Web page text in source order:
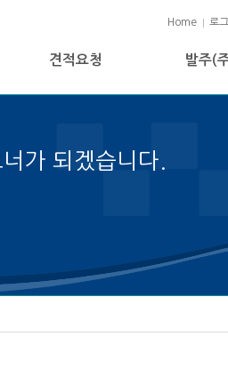
Home 로
견적요청 발주(
가 되겠습니다.
다.